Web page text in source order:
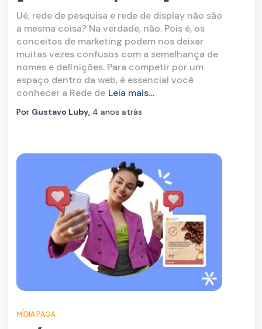
Ué, rede de pesquisa e rede de display não são
a mesma coisa? Na verdade, não. Pois é, os
conceitos de marketing podem nos deixar
muitas vezes confusos com a semelhança de
nomes e definições. Para competir por um
espaço dentro da web, é essencial você
conhecer a Rede de Leia mais…
Por Gustavo Luby, 4 anos atrás
MÍDIA PAGA